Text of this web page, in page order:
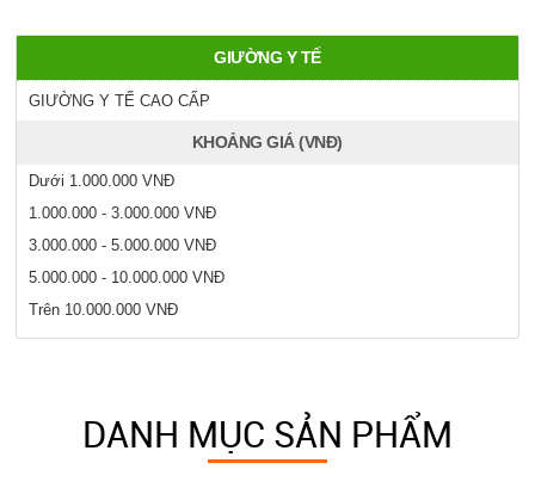
GIƯỜNG Y TẾ
GIƯỜNG Y TẾ CAO CẤP
KHOẢNG GIÁ (VNĐ)
Dưới 1.000.000 VNĐ
1.000.000 - 3.000.000 VNĐ
3.000.000 - 5.000.000 VNĐ
5.000.000 - 10.000.000 VNĐ
Trên 10.000.000 VNĐ
DANH MỤC SẢN PHẨM